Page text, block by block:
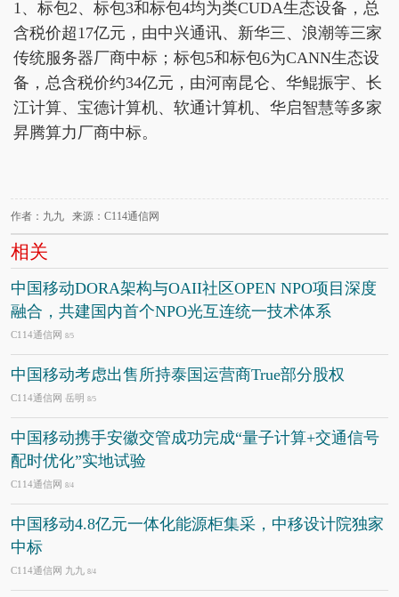
1、标包2、标包3和标包4均为类CUDA生态设备，总
含税价超17亿元，由中兴通讯、新华三、浪潮等三家
传统服务器厂商中标；标包5和标包6为CANN生态设
备，总含税价约34亿元，由河南昆仑、华鲲振宇、长
江计算、宝德计算机、软通计算机、华启智慧等多家
昇腾算力厂商中标。
作者：九九 来源：C114通信网
相关
中国移动DORA架构与OAII社区OPEN NPO项目深度
融合，共建国内首个NPO光互连统一技术体系
C114通信网 8/5
中国移动考虑出售所持泰国运营商True部分股权
C114通信网 岳明 8/5
中国移动携手安徽交管成功完成“量子计算+交通信号
配时优化”实地试验
C114通信网 8/4
中国移动4.8亿元一体化能源柜集采，中移设计院独家
中标
C114通信网 九九 8/4